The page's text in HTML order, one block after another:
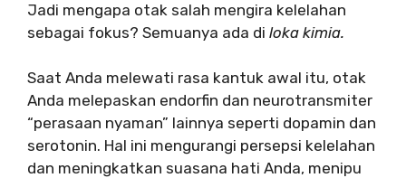
Jadi mengapa otak salah mengira kelelahan
sebagai fokus? Semuanya ada di loka kimia.
Saat Anda melewati rasa kantuk awal itu, otak
Anda melepaskan endorfin dan neurotransmiter
“perasaan nyaman” lainnya seperti dopamin dan
serotonin. Hal ini mengurangi persepsi kelelahan
dan meningkatkan suasana hati Anda, menipu